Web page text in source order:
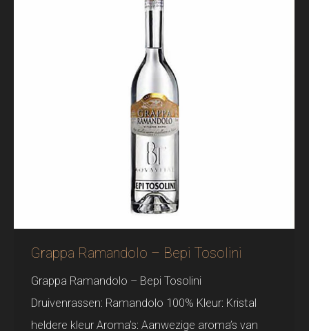
Grappa Ramandolo – Bepi Tosolini
Grappa Ramandolo – Bepi Tosolini
Druivenrassen: Ramandolo 100% Kleur: Kristal
heldere kleur Aroma’s: Aanwezige aroma’s van